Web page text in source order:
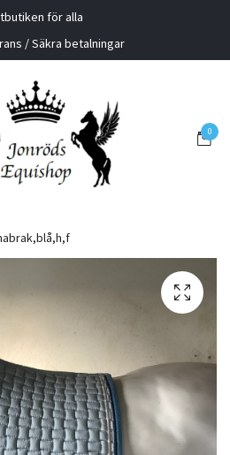
för alla
/ Säkra betalningar
0